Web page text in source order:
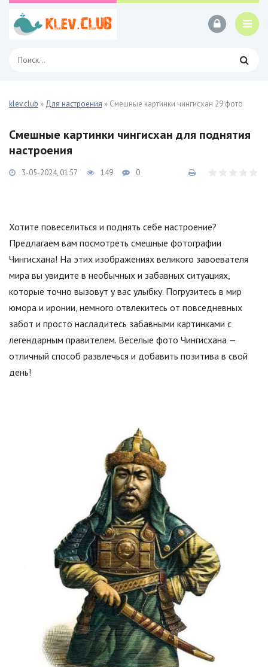
klev.club » Для настроения » Смешные картинки чингисхан 29 фото
Смешные картинки чингисхан для поднятия
настроения
3-05-2024, 01:57 149 0
Хотите повеселиться и поднять себе настроение?
Предлагаем вам посмотреть смешные фотографии
Чингисхана! На этих изображениях великого завоевателя
мира вы увидите в необычных и забавных ситуациях,
которые точно вызовут у вас улыбку. Погрузитесь в мир
юмора и иронии, немного отвлекитесь от повседневных
забот и просто насладитесь забавными картинками с
легендарным правителем. Веселые фото Чингисхана —
отличный способ развлечься и добавить позитива в свой
день!